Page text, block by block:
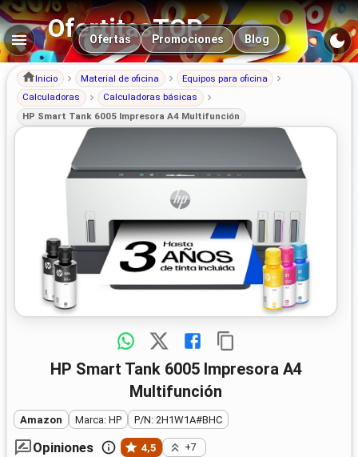
OfertitasTOP
Navegación principal
Ofertas Promociones Blog
Inicio Material de oficina
Equipos para oficina
Calculadoras
Calculadoras básicas
HP Smart Tank 6005 Impresora A4 Multifunción
HP Smart Tank 6005 Impresora A4
Multifunción
Amazon Marca: HP P/N: 2H1W1A#BHC
Opiniones 4,5 +7